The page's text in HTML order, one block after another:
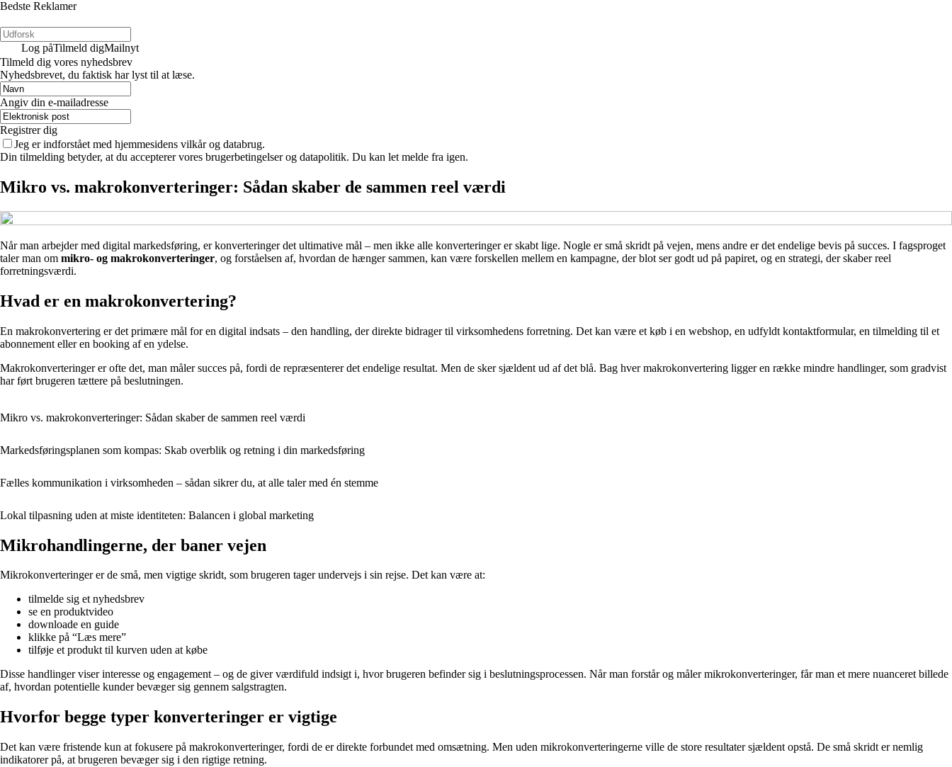
Bedste Reklamer
Log påTilmeld digMailnyt
Tilmeld dig vores nyhedsbrev
Nyhedsbrevet, du faktisk har lyst til at læse.
Angiv din e-mailadresse
Registrer dig
Jeg er indforstået med hjemmesidens vilkår og databrug.
Din tilmelding betyder, at du accepterer vores brugerbetingelser og datapolitik. Du kan let melde fra igen.
Mikro vs. makrokonverteringer: Sådan skaber de sammen reel værdi
Når man arbejder med digital markedsføring, er konverteringer det ultimative mål – men ikke alle konverteringer er skabt lige. Nogle er små skridt på vejen, mens andre er det endelige bevis på succes. I fagsproget
taler man om mikro- og makrokonverteringer, og forståelsen af, hvordan de hænger sammen, kan være forskellen mellem en kampagne, der blot ser godt ud på papiret, og en strategi, der skaber reel
forretningsværdi.
Hvad er en makrokonvertering?
En makrokonvertering er det primære mål for en digital indsats – den handling, der direkte bidrager til virksomhedens forretning. Det kan være et køb i en webshop, en udfyldt kontaktformular, en tilmelding til et
abonnement eller en booking af en ydelse.
Makrokonverteringer er ofte det, man måler succes på, fordi de repræsenterer det endelige resultat. Men de sker sjældent ud af det blå. Bag hver makrokonvertering ligger en række mindre handlinger, som gradvist
har ført brugeren tættere på beslutningen.
Mikro vs. makrokonverteringer: Sådan skaber de sammen reel værdi
Markedsføringsplanen som kompas: Skab overblik og retning i din markedsføring
Fælles kommunikation i virksomheden – sådan sikrer du, at alle taler med én stemme
Lokal tilpasning uden at miste identiteten: Balancen i global marketing
Mikrohandlingerne, der baner vejen
Mikrokonverteringer er de små, men vigtige skridt, som brugeren tager undervejs i sin rejse. Det kan være at:
tilmelde sig et nyhedsbrev
se en produktvideo
downloade en guide
klikke på “Læs mere”
tilføje et produkt til kurven uden at købe
Disse handlinger viser interesse og engagement – og de giver værdifuld indsigt i, hvor brugeren befinder sig i beslutningsprocessen. Når man forstår og måler mikrokonverteringer, får man et mere nuanceret billede
af, hvordan potentielle kunder bevæger sig gennem salgstragten.
Hvorfor begge typer konverteringer er vigtige
Det kan være fristende kun at fokusere på makrokonverteringer, fordi de er direkte forbundet med omsætning. Men uden mikrokonverteringerne ville de store resultater sjældent opstå. De små skridt er nemlig
indikatorer på, at brugeren bevæger sig i den rigtige retning.